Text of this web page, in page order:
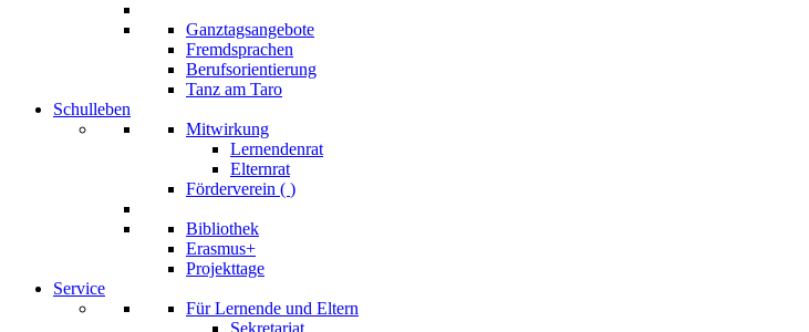
Ganztagsangebote
Fremdsprachen
Berufsorientierung
Tanz am Taro
Schulleben
Mitwirkung
Lernendenrat
Elternrat
Förderverein ( )
Bibliothek
Erasmus+
Projekttage
Service
Für Lernende und Eltern
Sekretariat